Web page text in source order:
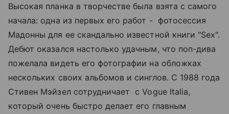
Высокая планка в творчестве была взята с самого
начала: одна из первых его работ - фотосессия
Мадонны для ее скандально известной книги "Sex".
Дебют оказался настолько удачным, что поп-дива
пожелала видеть его фотографии на обложках
нескольких своих альбомов и синглов. С 1988 года
Стивен Мэйзел сотрудничает с Vogue Italia,
который очень быстро делает его главным